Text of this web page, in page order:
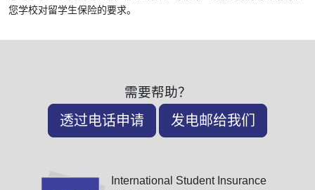
您学校对留学生保险的要求。
需要帮助？
透过电话申请 发电邮给我们
International Student Insurance